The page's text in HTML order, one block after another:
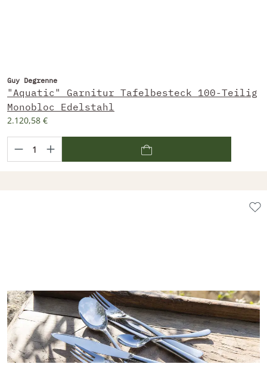
Guy Degrenne
"Aquatic" Garnitur Tafelbesteck 100-Teilig
Monobloc Edelstahl
2.120,58 €